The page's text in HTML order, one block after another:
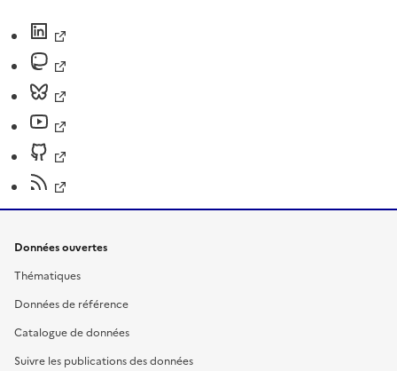
Données ouvertes
Thématiques
Données de référence
Catalogue de données
Suivre les publications des données